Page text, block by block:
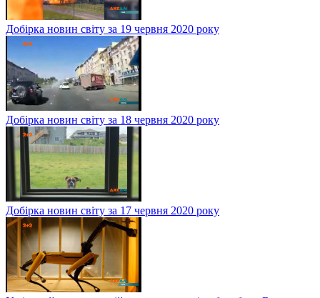
Добірка новин світу за 19 червня 2020 року
Добірка новин світу за 18 червня 2020 року
Добірка новин світу за 17 червня 2020 року